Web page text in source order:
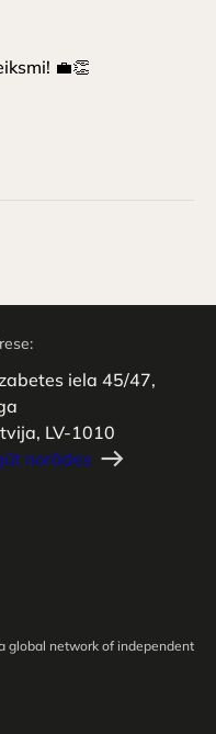
💼👏
iela 45/47,
LV-1010
norādes
global network of independent